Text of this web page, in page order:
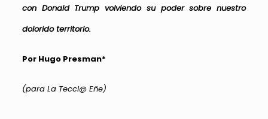
con Donald Trump volviendo su poder sobre nuestro
dolorido territorio.
Por Hugo Presman*
(para La Teccl@ Eñe)